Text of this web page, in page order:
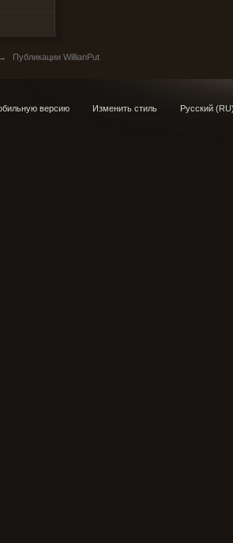
→ Публикации WillianPut
версию Изменить стиль Русский